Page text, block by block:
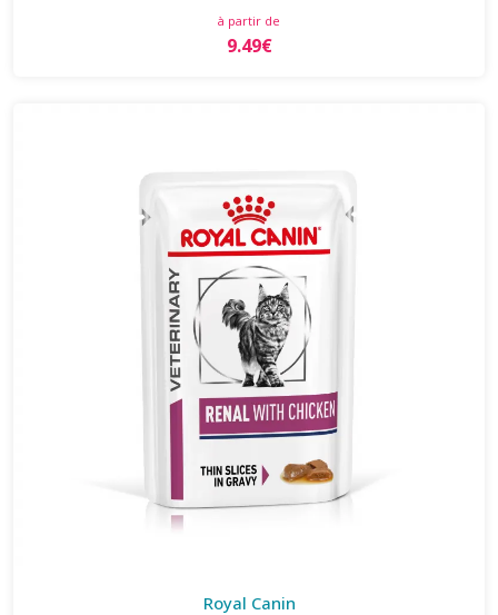
à partir de
9.49€
Royal Canin